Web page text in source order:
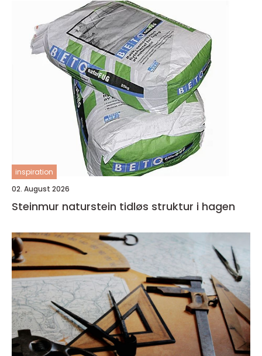
inspiration
02. August 2026
Steinmur naturstein tidløs struktur i hagen